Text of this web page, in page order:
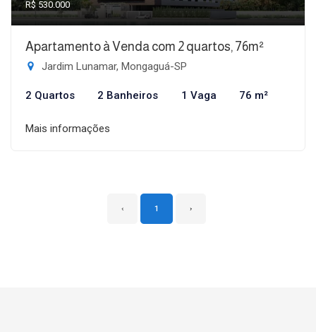
R$ 530.000
Apartamento à Venda com 2 quartos, 76m²
Jardim Lunamar, Mongaguá-SP
2 Quartos 2 Banheiros 1 Vaga 76 m²
Mais informações
‹ 1 ›